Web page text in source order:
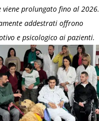
viene prolungato fino al 2026.
addestrati offrono
e psicologico ai pazienti.